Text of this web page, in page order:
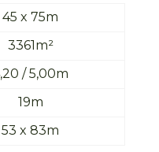
45 x 75m
3361m²
/ 5,00m
19m
53 x 83m